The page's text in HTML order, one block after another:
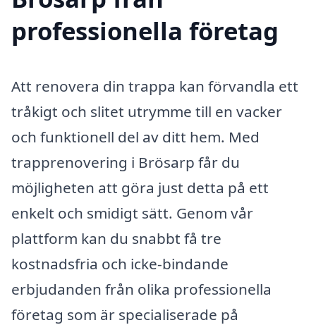
professionella företag
Att renovera din trappa kan förvandla ett
tråkigt och slitet utrymme till en vacker
och funktionell del av ditt hem. Med
trapprenovering i Brösarp får du
möjligheten att göra just detta på ett
enkelt och smidigt sätt. Genom vår
plattform kan du snabbt få tre
kostnadsfria och icke-bindande
erbjudanden från olika professionella
företag som är specialiserade på